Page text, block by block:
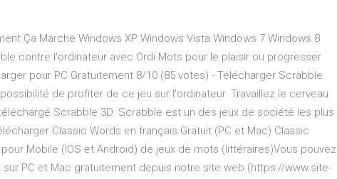
Ça Marche Windows XP Windows Vista Windows 7 Windows 8
contre l'ordinateur avec Ordi Mots pour le plaisir ou progresser
pour PC Gratuitement 8/10 (85 votes) - Télécharger Scrabble
de profiter de ce jeu sur l'ordinateur. Travaillez le cerveau
Scrabble 3D. Scrabble est un des jeux de société les plus
Classic Words en français Gratuit (PC et Mac) Classic
Mobile (IOS et Android) de jeux de mots (littéraires)Vous pouvez
PC et Mac gratuitement depuis notre site web (https://www.site-